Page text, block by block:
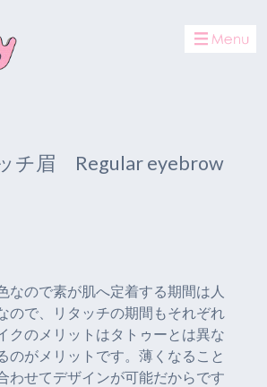
チ眉 Regular eyebrow
なので素が肌へ定着する期間は人
ので、リタッチの期間もそれぞれ
クのメリットはタトゥーとは異な
のがメリットです。薄くなること
わせてデザインが可能だからです